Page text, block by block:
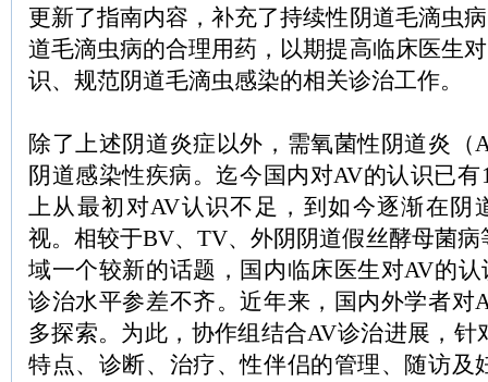
更新了指南内容，补充了持续性阴道毛滴虫
道毛滴虫病的合理用药，以期提高临床医生
识、规范阴道毛滴虫感染的相关诊治工作。
除了上述阴道炎症以外，需氧菌性阴道炎（
阴道感染性疾病。迄今国内对AV的认识已
上从最初对AV认识不足，到如今逐渐在阴
视。相较于BV、TV、外阴阴道假丝酵母菌
域一个较新的话题，国内临床医生对AV的
诊治水平参差不齐。近年来，国内外学者对
多探索。为此，协作组结合AV诊治进展，针
特点、诊断、治疗、性伴侣的管理、随访及